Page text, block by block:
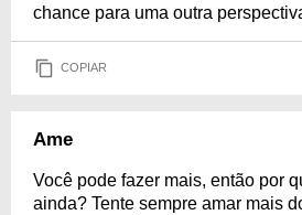
chance para uma outra
COPIAR
Ame
Você pode fazer mais, então por
ainda? Tente sempre amar mais